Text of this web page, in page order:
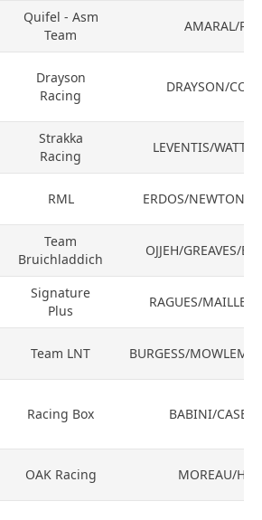
Quifel - Asm
Team
AMARAL/PLA
Drayson
Racing
DRAYSON/
Strakka
Racing
LEVENTIS/
RML ERDOS/NEWTON/
Team
Bruichladdich
OJJEH/GREAVES/
Signature
Plus
RAGUES/
Team LNT BURGESS/MOWLEM/
Racing Box BABINI/CASE/
OAK Racing MOREAU/